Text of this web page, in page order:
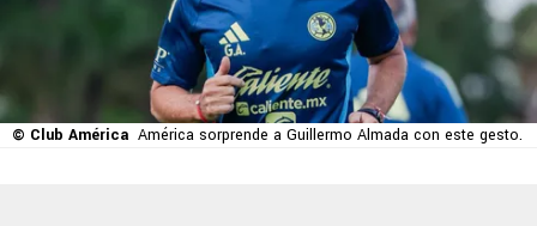
© Club América América sorprende a Guillermo Almada con este gesto.